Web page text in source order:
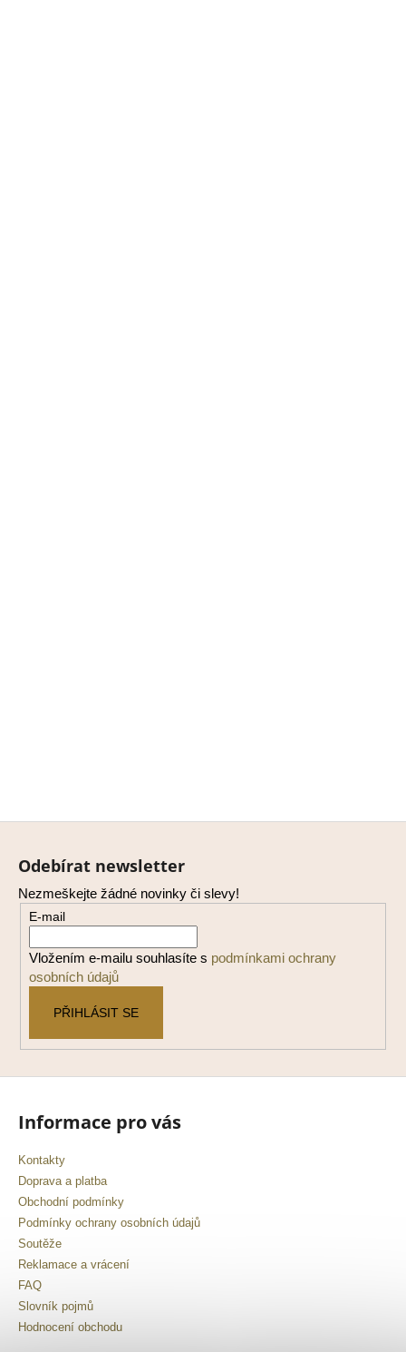
Odebírat newsletter
Nezmeškejte žádné novinky či slevy!
E-mail
Vložením e-mailu souhlasíte s podmínkami ochrany
osobních údajů
PŘIHLÁSIT SE
Informace pro vás
Kontakty
Doprava a platba
Obchodní podmínky
Podmínky ochrany osobních údajů
Soutěže
Reklamace a vrácení
FAQ
Slovník pojmů
Hodnocení obchodu